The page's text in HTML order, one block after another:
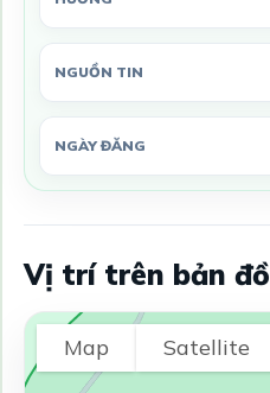
NGUỒN TIN
NGÀY ĐĂNG
Vị trí trên bản đồ
Map Satellite